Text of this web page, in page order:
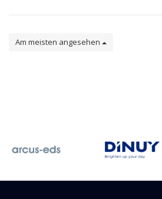
Am meisten angesehen